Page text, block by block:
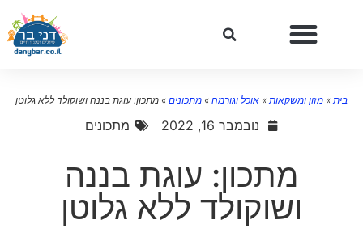
»מזון ומשקאות»אוכל וגורמה»מתכונים»מתכון: עוגת בננה ושוקולד ללא גלוטן
נובמבר 16, 2022 מתכונים
מתכון: עוגת בננה
ושוקולד ללא גלוטן